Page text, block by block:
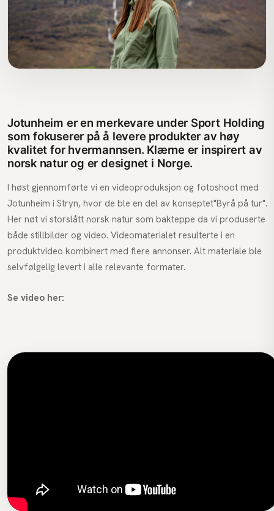
Jotunheim er en merkevare under Sport Holding
som fokuserer på å levere produkter av høy
kvalitet for hvermannsen. Klærne er inspirert av
norsk natur og er designet i Norge.
I høst gjennomførte vi en videoproduksjon og fotoshoot med
Jotunheim i Stryn, hvor de ble en del av konseptet"Byrå på tur".
Her nøt vi storslått norsk natur som bakteppe da vi produserte
både stillbilder og video. Videomaterialet resulterte i en
produktvideo kombinert med flere annonser. Alt materiale ble
selvfølgelig levert i alle relevante formater.
Se video her: